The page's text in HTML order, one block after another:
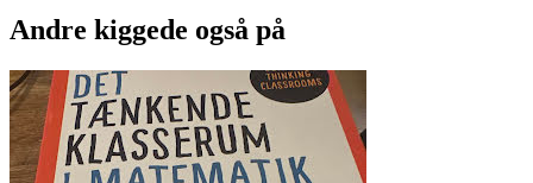
Andre kiggede også på